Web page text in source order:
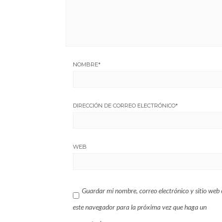
NOMBRE*
DIRECCIÓN DE CORREO ELECTRÓNICO*
WEB
Guardar mi nombre, correo electrónico y sitio web
este navegador para la próxima vez que haga un